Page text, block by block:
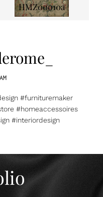
HMZ00010a
#furnituremaker
#homeaccessoires
#interiordesign